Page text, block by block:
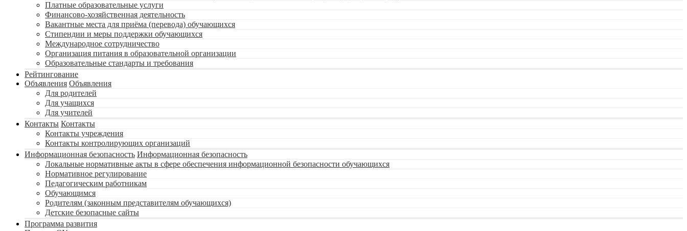
Платные образовательные услуги
Финансово-хозяйственная деятельность
Вакантные места для приёма (перевода) обучающихся
Стипендии и меры поддержки обучающихся
Международное сотрудничество
Организация питания в образовательной организации
Образовательные стандарты и требования
Рейтингование
Объявления Объявления
Для родителей
Для учащихся
Для учителей
Контакты Контакты
Контакты учреждения
Контакты контролирующих организаций
Информационная безопасность Информационная безопасность
Локальные нормативные акты в сфере обеспечения информационной безопасности обучающихся
Нормативное регулирование
Педагогическим работникам
Обучающимся
Родителям (законным представителям обучающихся)
Детские безопасные сайты
Программа развития